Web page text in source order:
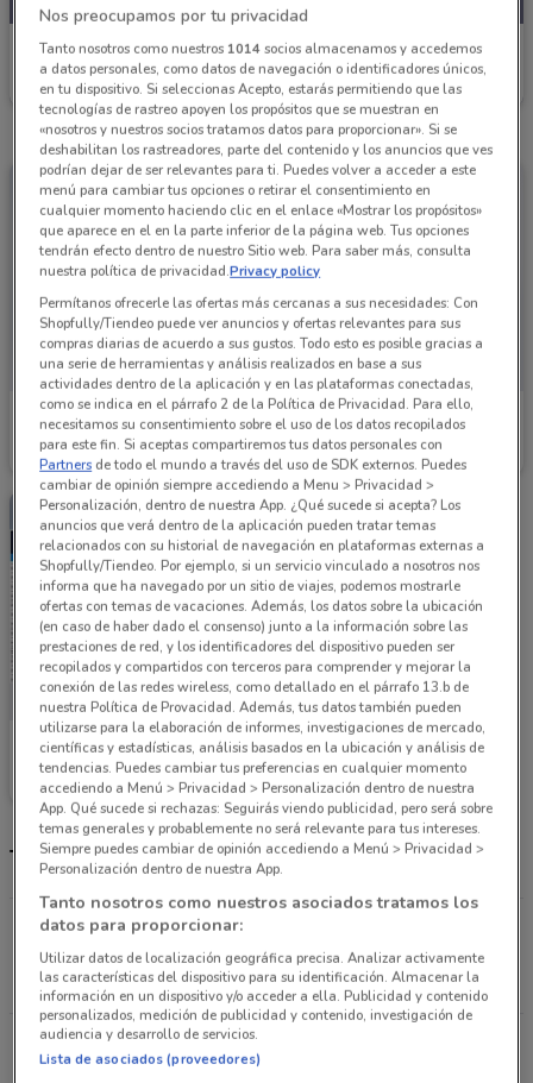
Grupo Financiero Inbursa
Caduca el 15/10
Grupo Financiero Inbursa
10 km
Grupo Financiero Inbursa
10 km
Tiendas Grupo Financiero Inbursa más cercanas
Gpe. I. Ramirez No. 318 Col. Barrio San Marcos
Ciudad De México
10 km
CERRADO
Ca?averales No.222 Col. Granjas Coapa Ciudad De
México
Nos preocupamos por tu privacidad
Tanto nosotros como nuestros 1014socios almacenamos y accedemos
a datos personales, como datos de navegación o identificadores únicos,
en tu dispositivo. Si seleccionas Acepto, estarás permitiendo que las
tecnologías de rastreo apoyen los propósitos que se muestran en
«nosotros y nuestros socios tratamos datos para proporcionar». Si se
deshabilitan los rastreadores, parte del contenido y los anuncios que ves
podrían dejar de ser relevantes para ti. Puedes volver a acceder a este
menú para cambiar tus opciones o retirar el consentimiento en
cualquier momento haciendo clic en el enlace «Mostrar los propósitos»
que aparece en el en la parte inferior de la página web. Tus opciones
tendrán efecto dentro de nuestro Sitio web. Para saber más, consulta
nuestra política de privacidad.Privacy policy
Permítanos ofrecerle las ofertas más cercanas a sus necesidades: Con
Shopfully/Tiendeo puede ver anuncios y ofertas relevantes para sus
compras diarias de acuerdo a sus gustos. Todo esto es posible gracias a
una serie de herramientas y análisis realizados en base a sus
actividades dentro de la aplicación y en las plataformas conectadas,
como se indica en el párrafo 2 de la Política de Privacidad. Para ello,
necesitamos su consentimiento sobre el uso de los datos recopilados
para este fin. Si aceptas compartiremos tus datos personales con
Partners de todo el mundo a través del uso de SDK externos. Puedes
cambiar de opinión siempre accediendo a Menu > Privacidad >
Personalización, dentro de nuestra App. ¿Qué sucede si acepta? Los
anuncios que verá dentro de la aplicación pueden tratar temas
relacionados con su historial de navegación en plataformas externas a
Shopfully/Tiendeo. Por ejemplo, si un servicio vinculado a nosotros nos
informa que ha navegado por un sitio de viajes, podemos mostrarle
ofertas con temas de vacaciones. Además, los datos sobre la ubicación
(en caso de haber dado el consenso) junto a la información sobre las
prestaciones de red, y los identificadores del dispositivo pueden ser
recopilados y compartidos con terceros para comprender y mejorar la
conexión de las redes wireless, como detallado en el párrafo 13.b de
nuestra Política de Provacidad. Además, tus datos también pueden
utilizarse para la elaboración de informes, investigaciones de mercado,
científicas y estadísticas, análisis basados en la ubicación y análisis de
tendencias. Puedes cambiar tus preferencias en cualquier momento
accediendo a Menú > Privacidad > Personalización dentro de nuestra
App. Qué sucede si rechazas: Seguirás viendo publicidad, pero será sobre
temas generales y probablemente no será relevante para tus intereses.
Siempre puedes cambiar de opinión accediendo a Menú > Privacidad >
Personalización dentro de nuestra App.
Tanto nosotros como nuestros asociados tratamos los
datos para proporcionar:
Utilizar datos de localización geográfica precisa. Analizar activamente
las características del dispositivo para su identificación. Almacenar la
información en un dispositivo y/o acceder a ella. Publicidad y contenido
personalizados, medición de publicidad y contenido, investigación de
audiencia y desarrollo de servicios.
Lista de asociados (proveedores)